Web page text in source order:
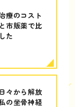
療のコスト
市販薬で比
た
々から解放
の坐骨神経